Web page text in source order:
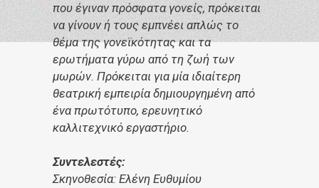
που έγιναν πρόσφατα γονείς, πρόκειται
να γίνουν ή τους εμπνέει απλώς το
θέμα της γονεϊκότητας και τα
ερωτήματα γύρω από τη ζωή των
μωρών. Πρόκειται για μία ιδιαίτερη
θεατρική εμπειρία δημιουργημένη από
ένα πρωτότυπο, ερευνητικό
καλλιτεχνικό εργαστήριο.
Συντελεστές:
Σκηνοθεσία: Ελένη Ευθυμίου